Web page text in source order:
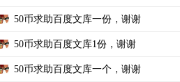
50币求助百度文库一份，谢谢
50币求助百度文库1份，谢谢
50币求助百度文库一个，谢谢